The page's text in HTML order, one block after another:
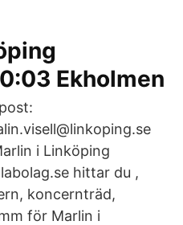
Ekholmen
i Linköping
hittar du ,
koncernträd,
för Marlin i